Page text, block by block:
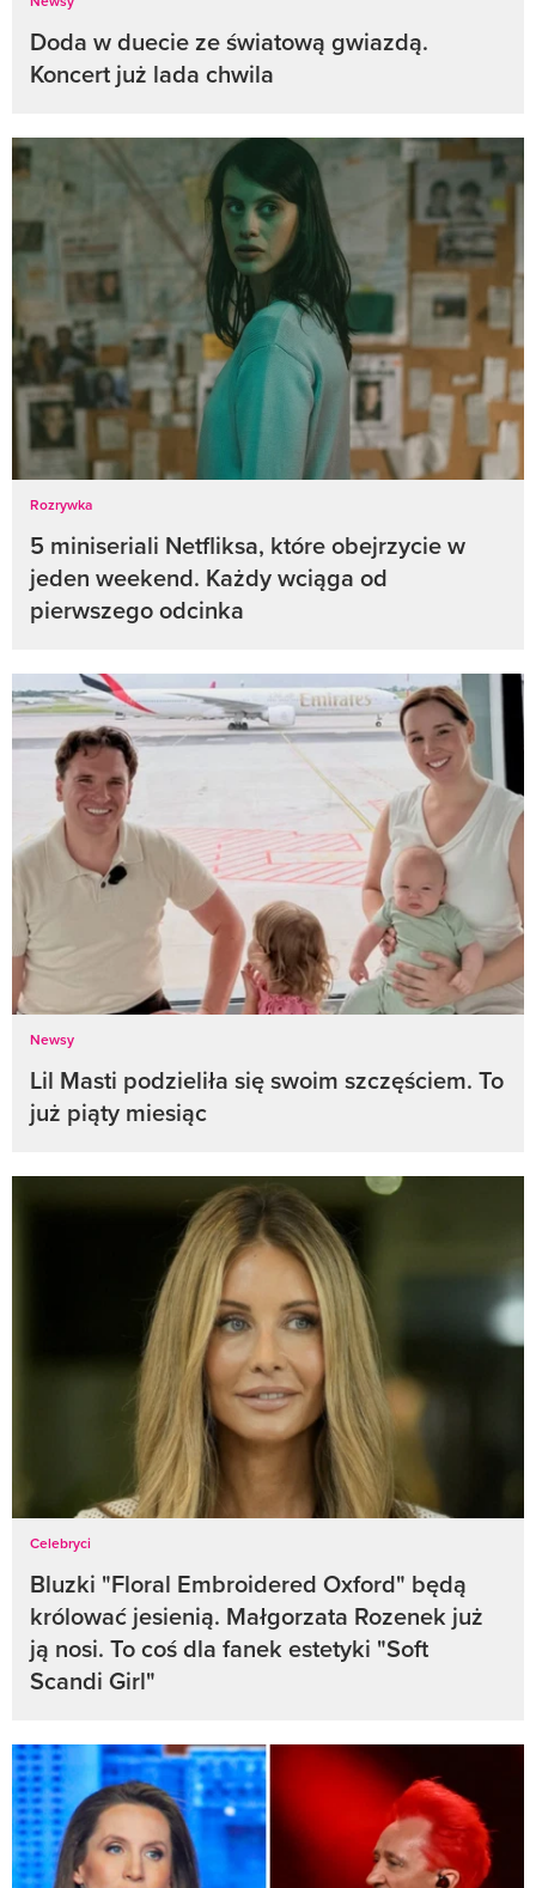
Doda w duecie ze światową gwiazdą.
Koncert już lada chwila
Rozrywka
5 miniseriali Netfliksa, które obejrzycie w
jeden weekend. Każdy wciąga od
pierwszego odcinka
Newsy
Lil Masti podzieliła się swoim szczęściem. To
już piąty miesiąc
Celebryci
Bluzki "Floral Embroidered Oxford" będą
królować jesienią. Małgorzata Rozenek już
ją nosi. To coś dla fanek estetyki "Soft
Scandi Girl"